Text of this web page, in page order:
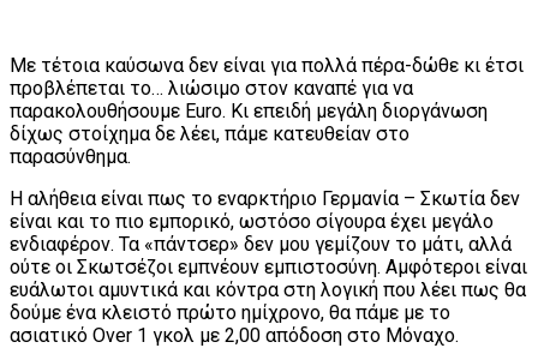
Με τέτοια καύσωνα δεν είναι για πολλά πέρα-δώθε κι έτσι
προβλέπεται το… λιώσιμο στον καναπέ για να
παρακολουθήσουμε Euro. Κι επειδή μεγάλη διοργάνωση
δίχως στοίχημα δε λέει, πάμε κατευθείαν στο
παρασύνθημα.
Η αλήθεια είναι πως το εναρκτήριο Γερμανία – Σκωτία δεν
είναι και το πιο εμπορικό, ωστόσο σίγουρα έχει μεγάλο
ενδιαφέρον. Τα «πάντσερ» δεν μου γεμίζουν το μάτι, αλλά
ούτε οι Σκωτσέζοι εμπνέουν εμπιστοσύνη. Αμφότεροι είναι
ευάλωτοι αμυντικά και κόντρα στη λογική που λέει πως θα
δούμε ένα κλειστό πρώτο ημίχρονο, θα πάμε με το
ασιατικό Over 1 γκολ με 2,00 απόδοση στο Μόναχο.